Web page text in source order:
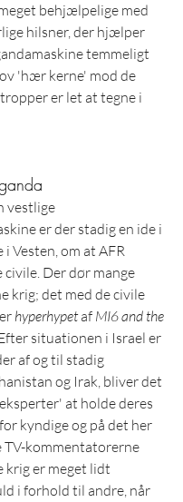
behjælpelige med
hilsner, der hjælper
temmeligt
'hær kerne' mod de
er let at tegne i
vestlige
er der stadig en ide i
Vesten, om at AFR
civile. Der dør mange
krig; det med de civile
hyperhypet af MI6 and the
situationen i Israel er
af og til stadig
og Irak, bliver det
at holde deres
kyndige og på det her
TV-kommentatorerne
krig er meget lidt
i forhold til andre, når